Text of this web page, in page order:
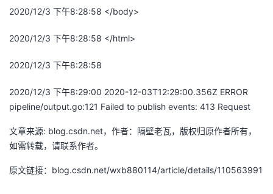
注
证
实
验
的
收
藏
议
2020/12/3 下午8:28:58 </body>
2020/12/3 下午8:28:58 </html>
2020/12/3 下午8:28:58
2020/12/3 下午8:29:00 2020-12-03T12:29:00.356Z ERROR
pipeline/output.go:121 Failed to publish events: 413 Request
文章来源: blog.csdn.net，作者：隔壁老瓦，版权归原作者所有，
如需转载，请联系作者。
原文链接：blog.csdn.net/wxb880114/article/details/110563991